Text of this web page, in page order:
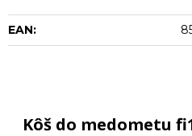
EAN:
Kôš do medometu